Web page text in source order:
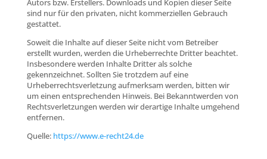
sind nur für den privaten, nicht kommerziellen Gebrauch
gestattet.
Soweit die Inhalte auf dieser Seite nicht vom Betreiber
erstellt wurden, werden die Urheberrechte Dritter beachtet.
Insbesondere werden Inhalte Dritter als solche
gekennzeichnet. Sollten Sie trotzdem auf eine
Urheberrechtsverletzung aufmerksam werden, bitten wir
um einen entsprechenden Hinweis. Bei Bekanntwerden von
Rechtsverletzungen werden wir derartige Inhalte umgehend
entfernen.
Quelle: https://www.e-recht24.de